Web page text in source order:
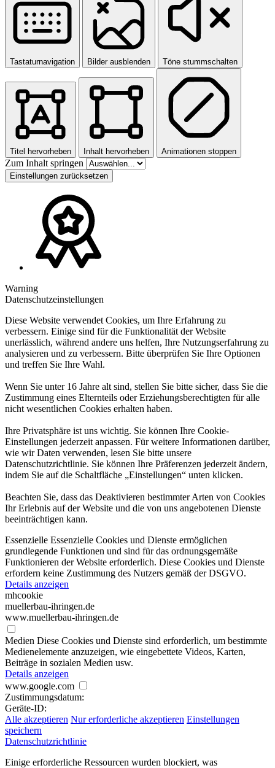
Tastaturnavigation Bilder ausblenden Töne stummschalten
Titel hervorheben Inhalt hervorheben Animationen stoppen
Zum Inhalt springen
Einstellungen zurücksetzen
Warning
Datenschutzeinstellungen
Diese Website verwendet Cookies, um Ihre Erfahrung zu
verbessern. Einige sind für die Funktionalität der Website
unerlässlich, während andere uns helfen, Ihre Nutzungserfahrung zu
analysieren und zu verbessern. Bitte überprüfen Sie Ihre Optionen
und treffen Sie Ihre Wahl.
Wenn Sie unter 16 Jahre alt sind, stellen Sie bitte sicher, dass Sie die
Zustimmung eines Elternteils oder Erziehungsberechtigten für alle
nicht wesentlichen Cookies erhalten haben.
Ihre Privatsphäre ist uns wichtig. Sie können Ihre Cookie-
Einstellungen jederzeit anpassen. Für weitere Informationen darüber,
wie wir Daten verwenden, lesen Sie bitte unsere
Datenschutzrichtlinie. Sie können Ihre Präferenzen jederzeit ändern,
indem Sie auf die Schaltfläche „Einstellungen“ unten klicken.
Beachten Sie, dass das Deaktivieren bestimmter Arten von Cookies
Ihr Erlebnis auf der Website und die von uns angebotenen Dienste
beeinträchtigen kann.
Essenzielle Essenzielle Cookies und Dienste ermöglichen
grundlegende Funktionen und sind für das ordnungsgemäße
Funktionieren der Website erforderlich. Diese Cookies und Dienste
erfordern keine Zustimmung des Nutzers gemäß der DSGVO.
Details anzeigen
mhcookie
muellerbau-ihringen.de
www.muellerbau-ihringen.de
Medien Diese Cookies und Dienste sind erforderlich, um bestimmte
Medienelemente anzuzeigen, wie eingebettete Videos, Karten,
Beiträge in sozialen Medien usw.
Details anzeigen
www.google.com
Zustimmungsdatum:
Geräte-ID:
Alle akzeptieren Nur erforderliche akzeptieren Einstellungen
speichern
Datenschutzrichtlinie
Einige erforderliche Ressourcen wurden blockiert, was